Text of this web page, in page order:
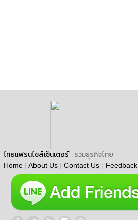
ไทยแฟรนไชส์เซ็นเตอร์ : รวมธุรกิจไทย
Home | About Us | Contact Us | Feedback